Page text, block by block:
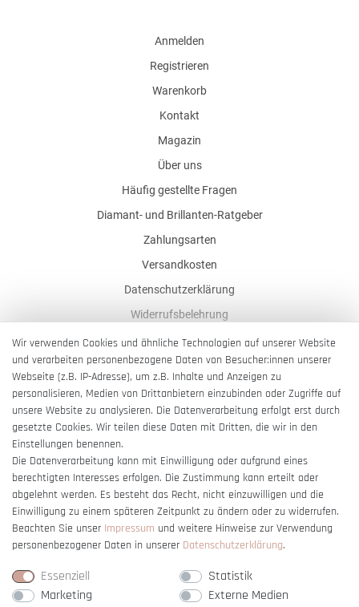
Anmelden
Registrieren
Warenkorb
Kontakt
Magazin
Über uns
Häufig gestellte Fragen
Diamant- und Brillanten-Ratgeber
Zahlungsarten
Versandkosten
Datenschutzerklärung
Widerrufsbelehrung
AGB
Impressum
Barrierefreiheitserklärung
Vertrag widerrufen
Wir verwenden Cookies und ähnliche Technologien auf unserer Website
und verarbeiten personenbezogene Daten von Besucher:innen unserer
Webseite (z.B. IP-Adresse), um z.B. Inhalte und Anzeigen zu
personalisieren, Medien von Drittanbietern einzubinden oder Zugriffe auf
unsere Website zu analysieren. Die Datenverarbeitung erfolgt erst durch
gesetzte Cookies. Wir teilen diese Daten mit Dritten, die wir in den
Einstellungen benennen.
Die Datenverarbeitung kann mit Einwilligung oder aufgrund eines
berechtigten Interesses erfolgen. Die Zustimmung kann erteilt oder
abgelehnt werden. Es besteht das Recht, nicht einzuwilligen und die
Einwilligung zu einem späteren Zeitpunkt zu ändern oder zu widerrufen.
Beachten Sie unser Impressum und weitere Hinweise zur Verwendung
personenbezogener Daten in unserer Daten­schutz­erklärung.
Essenziell
Statistik
Marketing
Externe Medien